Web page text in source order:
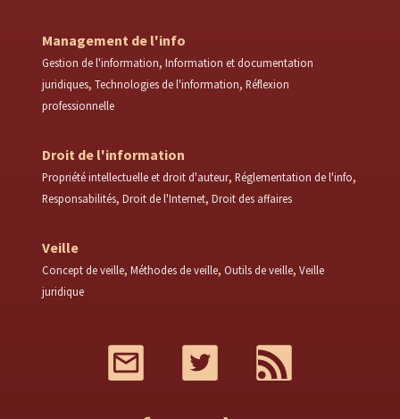
Management de l'info
Gestion de l'information Information et documentation
juridiques Technologies de l'information Réflexion
professionnelle
Droit de l'information
Propriété intellectuelle et droit d'auteur Réglementation de l'info
Responsabilités Droit de l'Internet Droit des affaires
Veille
Concept de veille Méthodes de veille Outils de veille Veille
juridique
Twitter